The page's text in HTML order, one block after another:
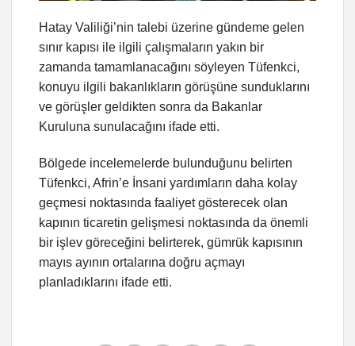
Hatay Valiliği’nin talebi üzerine gündeme gelen
sınır kapısı ile ilgili çalışmaların yakın bir
zamanda tamamlanacağını söyleyen Tüfenkci,
konuyu ilgili bakanlıkların görüşüne sunduklarını
ve görüşler geldikten sonra da Bakanlar
Kuruluna sunulacağını ifade etti.
Bölgede incelemelerde bulunduğunu belirten
Tüfenkci, Afrin’e İnsani yardımların daha kolay
geçmesi noktasında faaliyet gösterecek olan
kapının ticaretin gelişmesi noktasında da önemli
bir işlev göreceğini belirterek, gümrük kapısının
mayıs ayının ortalarına doğru açmayı
planladıklarını ifade etti.